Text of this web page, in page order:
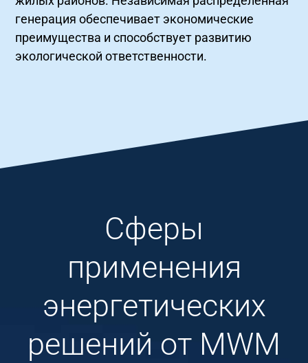
генерация обеспечивает экономические
преимущества и способствует развитию
экологической ответственности.
Сферы
применения
энергетических
решений от MWM